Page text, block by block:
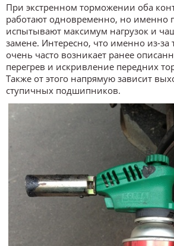
При экстренном торможении оба
работают одновременно, но именно
испытывают максимум нагрузок и
замене. Интересно, что именно из-за
очень часто возникает ранее
перегрев и искривление передних
Также от этого напрямую зависит
ступичных подшипников.